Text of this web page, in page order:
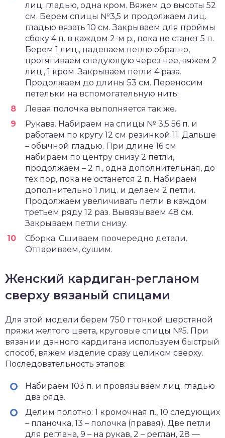
лиц. гладью, одна кром. Вяжем до высоты 52
см. Берем спицы №3,5 и продолжаем лиц.
гладью вязать 10 см. Закрываем для проймы
сбоку 4 п. в каждом 2-м р., пока не станет 5 п.
Берем 1 лиц., надеваем петлю обратно,
протягиваем следующую через нее, вяжем 2
лиц., 1 кром. Закрываем петли 4 раза.
Продолжаем до длины 53 см. Переносим
петельки на вспомогательную нить.
Левая полочка выполняется так же.
Рукава. Набираем на спицы № 3,5 56 п. и
работаем по кругу 12 см резинкой 11. Дальше
– обычной гладью. При длине 16 см
набираем по центру снизу 2 петли,
продолжаем – 2 п., одна дополнительная, до
тех пор, пока не останется 2 п. Набираем
дополнительно 1 лиц. и делаем 2 петли.
Продолжаем увеличивать петли в каждом
третьем ряду 12 раз. Вывязываем 48 см.
Закрываем петли снизу.
Сборка. Сшиваем поочередно детали.
Отпариваем, сушим.
Женский кардиган-регланом
сверху вязаный спицами
Для этой модели берем 750 г тонкой шерстяной
пряжи желтого цвета, круговые спицы №5. При
вязании данного кардигана используем быстрый
способ, вяжем изделие сразу целиком сверху.
Последовательность этапов:
Набираем 103 п. и провязываем лиц. гладью
два ряда.
Делим полотно: 1 кромочная п., 10 следующих
– планочка, 13 – полочка (правая). Две петли
для реглана, 9 – на рукав, 2 – реглан, 28 —